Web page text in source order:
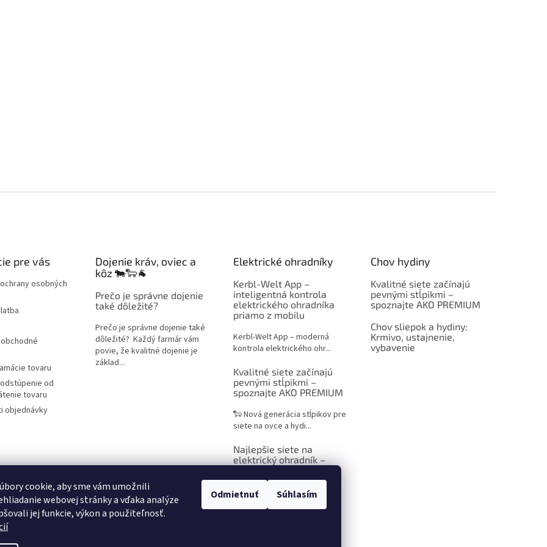
cookie, aby sme vám umožnili
webovej stránky a vďaka analýze
jej funkcie, výkon a použiteľnosť.
Odmietnuť Súhlasím
pre vás
osobných
tovaru
od
tovaru
objednávky
Dojenie kráv, oviec a
kôz 🐄🐑🐐
Prečo je správne dojenie
také dôležité?
Prečo je správne dojenie také
dôležité? Každý farmár vám
povie, že kvalitné dojenie je
základ...
Elektrické ohradníky
Kerbl-Welt App –
inteligentná kontrola
elektrického ohradníka
priamo z mobilu
Kerbl-Welt App – moderná
kontrola elektrického ohr...
Kvalitné siete začínajú
pevnými stĺpikmi –
spoznajte AKO PREMIUM
🐑 Nová generácia stĺpikov pre
siete na ovce a hydi...
Najlepšie siete na
elektrický ohradník –
praktický sprievodca pre
chovateľov
Chov hydiny
Kvalitné siete začínajú
pevnými stĺpikmi –
spoznajte AKO PREMIUM
Chov sliepok a hydiny:
Krmivo, ustajnenie,
vybavenie